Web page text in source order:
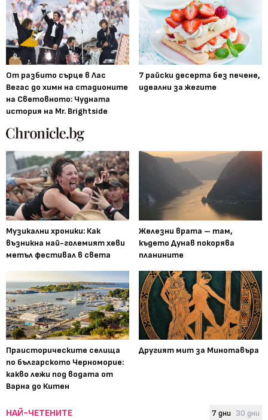
От разбито сърце в Лас
Вегас до химн на стадионите
на Световното: Чудната
история на Mr. Brightside
7 райски десерта без печене,
идеални за жегите
Музикални хроники: Как
възникна най-големият хеви
метъл фестивал в света
Железни врата – там,
където Дунав покорява
планините
Праисторическите селища
по българското Черноморие:
какво лежи под водата от
Варна до Китен
Другият мит за Минотавъра
НАЙ-ЧЕТЕНИТЕ 7 дни 30 дни